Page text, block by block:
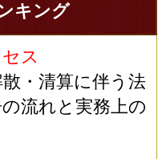
キング
ス
・清算に伴う法
の流れと実務上の